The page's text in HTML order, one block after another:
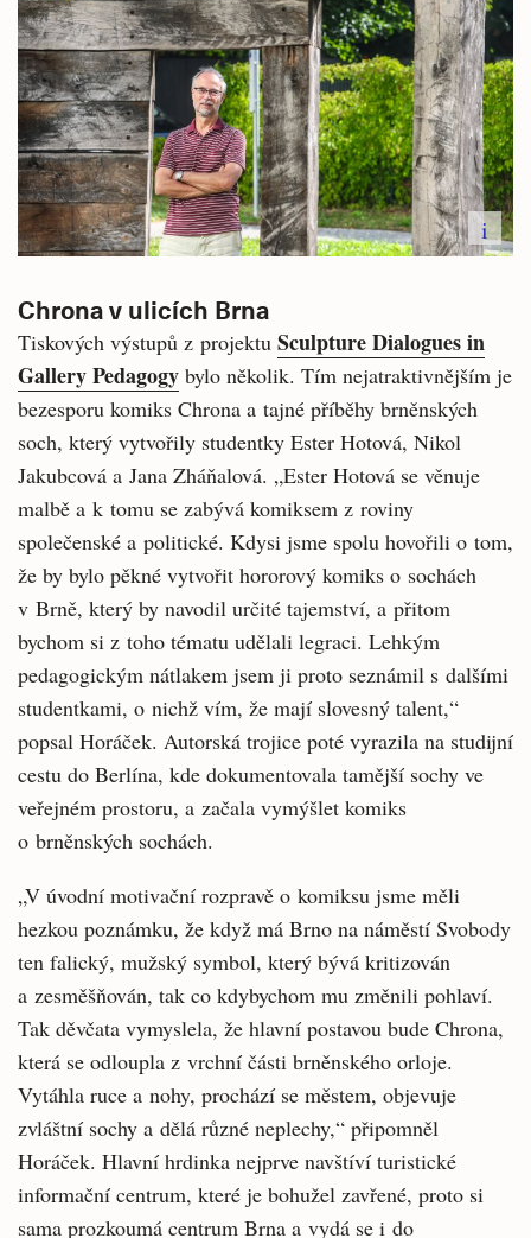
i
Chrona v ulicích Brna
Tiskových výstupů z projektu Sculpture Dialogues in
Gallery Pedagogy bylo několik. Tím nejatraktivnějším je
bezesporu komiks Chrona a tajné příběhy brněnských
soch, který vytvořily studentky Ester Hotová, Nikol
Jakubcová a Jana Zháňalová. „Ester Hotová se věnuje
malbě a k tomu se zabývá komiksem z roviny
společenské a politické. Kdysi jsme spolu hovořili o tom,
že by bylo pěkné vytvořit hororový komiks o sochách
v Brně, který by navodil určité tajemství, a přitom
bychom si z toho tématu udělali legraci. Lehkým
pedagogickým nátlakem jsem ji proto seznámil s dalšími
studentkami, o nichž vím, že mají slovesný talent,“
popsal Horáček. Autorská trojice poté vyrazila na studijní
cestu do Berlína, kde dokumentovala tamější sochy ve
veřejném prostoru, a začala vymýšlet komiks
o brněnských sochách.
„V úvodní motivační rozpravě o komiksu jsme měli
hezkou poznámku, že když má Brno na náměstí Svobody
ten falický, mužský symbol, který bývá kritizován
a zesměšňován, tak co kdybychom mu změnili pohlaví.
Tak děvčata vymyslela, že hlavní postavou bude Chrona,
která se odloupla z vrchní části brněnského orloje.
Vytáhla ruce a nohy, prochází se městem, objevuje
zvláštní sochy a dělá různé neplechy,“ připomněl
Horáček. Hlavní hrdinka nejprve navštíví turistické
informační centrum, které je bohužel zavřené, proto si
sama prozkoumá centrum Brna a vydá se i do